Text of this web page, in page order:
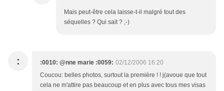
Mais peut-être cela laisse-t-il malgré tout des
séquelles ? Qui sait ? ;-)
: :0010: @nne marie :0059: 02/12/2006 16:20
Coucou: belles photos, surtout la première ! ! j(avoue que tout
cela ne m'attire pas beaucoup et en plus avec tous mes visas